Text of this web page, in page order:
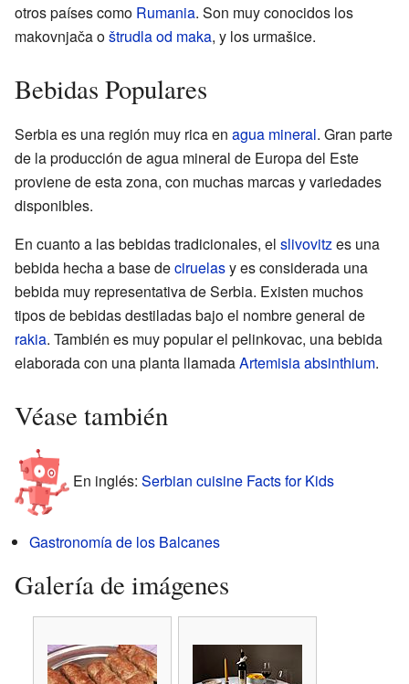
otros países como Rumania. Son muy conocidos los
makovnjača oštrudla od maka, y los urmašice.
Bebidas Populares
Serbia es una región muy rica en agua mineral. Gran parte
de la producción de agua mineral de Europa del Este
proviene de esta zona, con muchas marcas y variedades
disponibles.
En cuanto a las bebidas tradicionales, el slivovitz es una
bebida hecha a base deciruelasy es considerada una
bebida muy representativa de Serbia. Existen muchos
tipos de bebidas destiladas bajo el nombre general de
rakia. También es muy popular el pelinkovac, una bebida
elaborada con una planta llamadaArtemisia absinthium.
Véase también
En inglés: Serbian cuisine Facts for Kids
Gastronomía de los Balcanes
Galería de imágenes